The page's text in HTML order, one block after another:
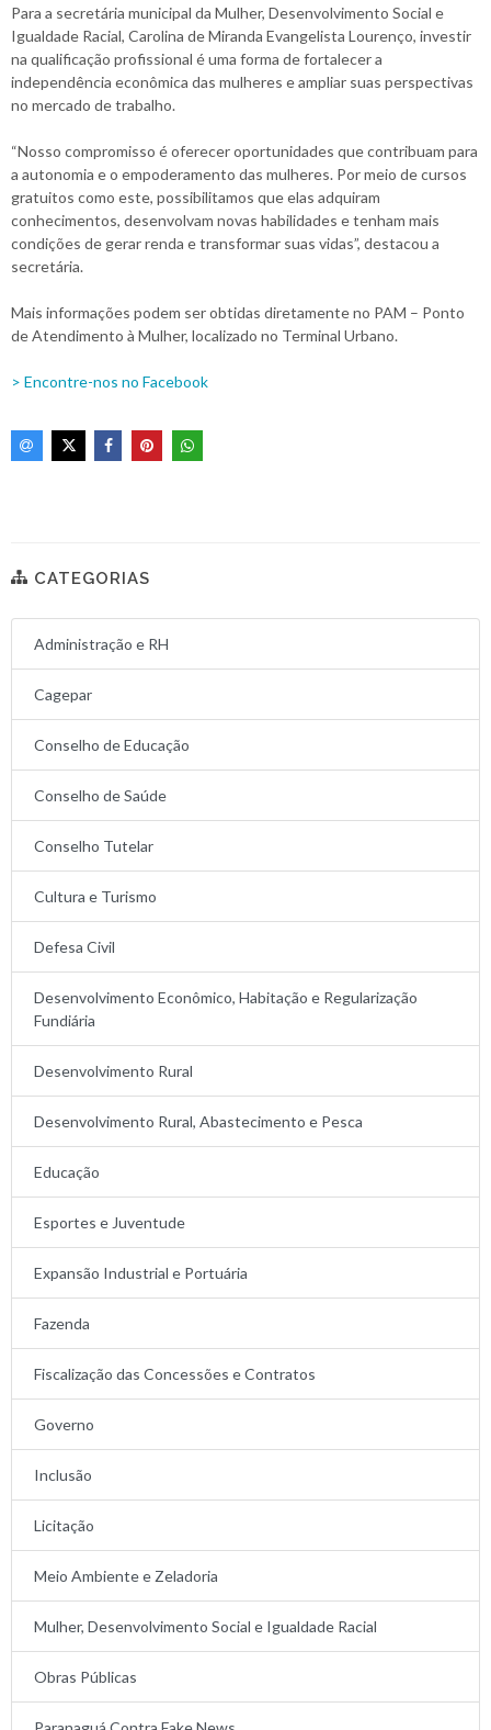
Para a secretária municipal da Mulher, Desenvolvimento Social e
Igualdade Racial, Carolina de Miranda Evangelista Lourenço, investir
na qualificação profissional é uma forma de fortalecer a
independência econômica das mulheres e ampliar suas perspectivas
no mercado de trabalho.
“Nosso compromisso é oferecer oportunidades que contribuam para
a autonomia e o empoderamento das mulheres. Por meio de cursos
gratuitos como este, possibilitamos que elas adquiram
conhecimentos, desenvolvam novas habilidades e tenham mais
condições de gerar renda e transformar suas vidas”, destacou a
secretária.
Mais informações podem ser obtidas diretamente no PAM – Ponto
de Atendimento à Mulher, localizado no Terminal Urbano.
> Encontre-nos no Facebook
CATEGORIAS
Administração e RH
Cagepar
Conselho de Educação
Conselho de Saúde
Conselho Tutelar
Cultura e Turismo
Defesa Civil
Desenvolvimento Econômico, Habitação e Regularização
Fundiária
Desenvolvimento Rural
Desenvolvimento Rural, Abastecimento e Pesca
Educação
Esportes e Juventude
Expansão Industrial e Portuária
Fazenda
Fiscalização das Concessões e Contratos
Governo
Inclusão
Licitação
Meio Ambiente e Zeladoria
Mulher, Desenvolvimento Social e Igualdade Racial
Obras Públicas